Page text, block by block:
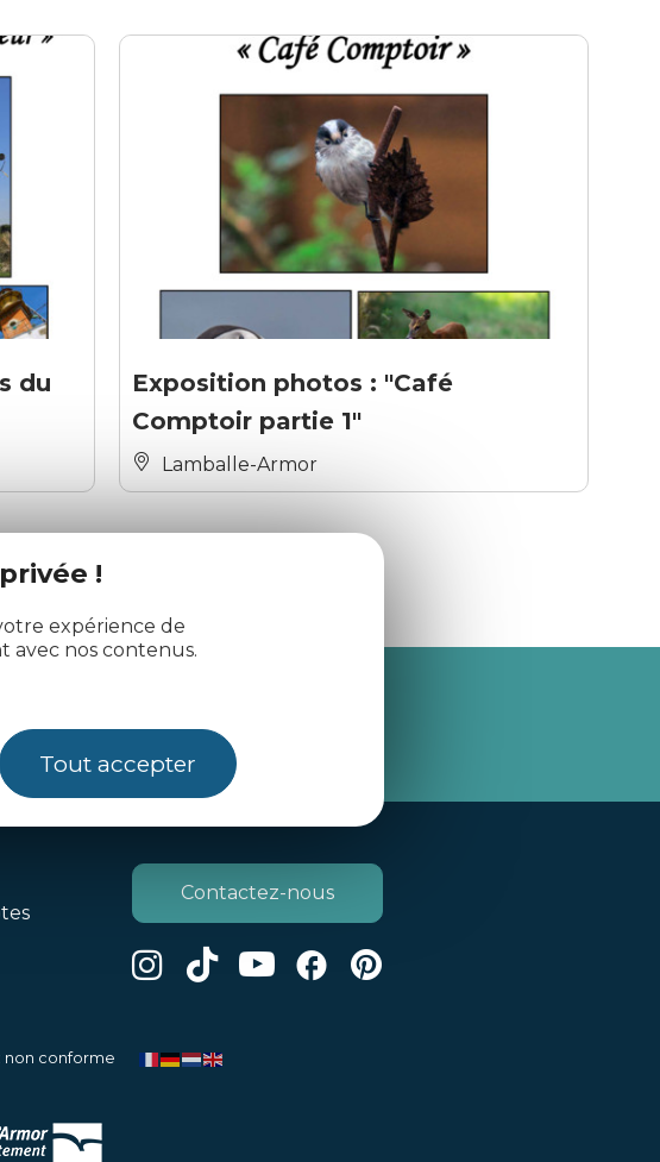
!
expérience de
avec nos contenus.
Tout accepter
du
Exposition photos : "Café
Comptoir partie 1"
Lamballe-Armor
je m'abonne
Contactez-nous
non conforme